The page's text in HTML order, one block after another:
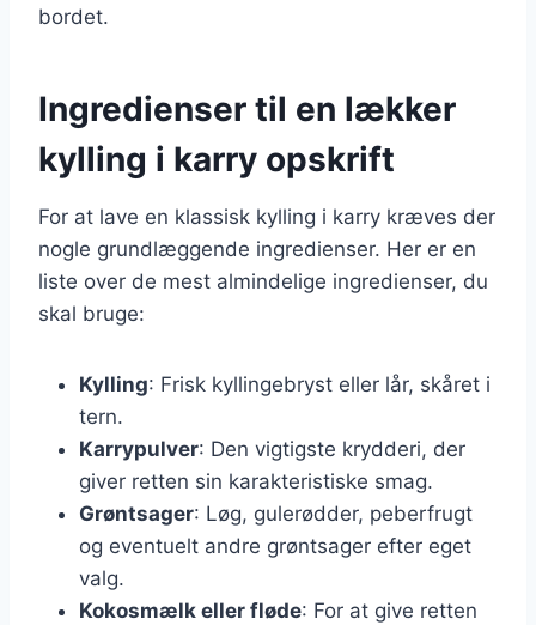
bordet.
Ingredienser til en lækker
kylling i karry opskrift
For at lave en klassisk kylling i karry kræves der
nogle grundlæggende ingredienser. Her er en
liste over de mest almindelige ingredienser, du
skal bruge:
Kylling: Frisk kyllingebryst eller lår, skåret i
tern.
Karrypulver: Den vigtigste krydderi, der
giver retten sin karakteristiske smag.
Grøntsager: Løg, gulerødder, peberfrugt
og eventuelt andre grøntsager efter eget
valg.
Kokosmælk eller fløde: For at give retten